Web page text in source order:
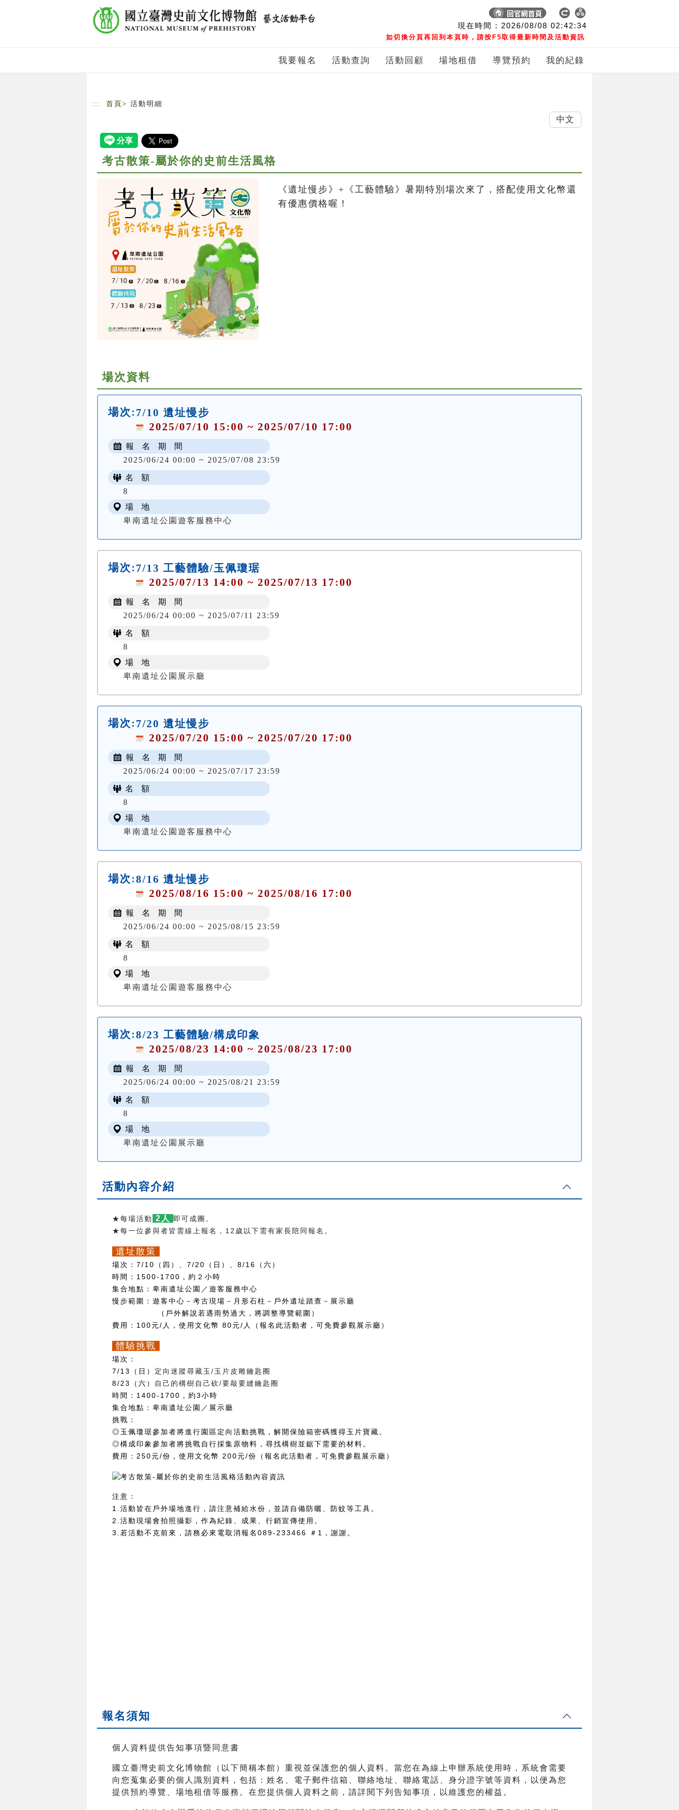
現在時間 : 2026/08/08 02:42:35
如切換分頁再回到本頁時，請按F5取得最新時間及活動資訊
我要報名 活動查詢 活動回顧 場地租借 導覽預約 我的紀錄
::: 首頁 > 活動明細
考古散策-屬於你的史前生活風格
《遺址慢步》+《工藝體驗》暑期特別場次來了，搭配使用文化幣還
有優惠價格喔！
場次資料
場次: 7/10 遺址慢步
2025/07/10 15:00 ~ 2025/07/10 17:00
報 名 期 間
2025/06/24 00:00 ~ 2025/07/08 23:59
名 額
8
場 地
卑南遺址公園遊客服務中心
場次: 7/13 工藝體驗/玉佩瓊琚
2025/07/13 14:00 ~ 2025/07/13 17:00
報 名 期 間
2025/06/24 00:00 ~ 2025/07/11 23:59
名 額
8
場 地
卑南遺址公園展示廳
場次: 7/20 遺址慢步
2025/07/20 15:00 ~ 2025/07/20 17:00
報 名 期 間
2025/06/24 00:00 ~ 2025/07/17 23:59
名 額
8
場 地
卑南遺址公園遊客服務中心
場次:8/16 遺址慢步
2025/08/16 15:00 ~ 2025/08/16 17:00
報 名 期 間
2025/06/24 00:00 ~ 2025/08/15 23:59
名 額
8
場 地
卑南遺址公園遊客服務中心
場次:8/23 工藝體驗/構成印象
2025/08/23 14:00 ~ 2025/08/23 17:00
報 名 期 間
2025/06/24 00:00 ~ 2025/08/21 23:59
名 額
8
場 地
卑南遺址公園展示廳
活動內容介紹
★每場活動 2人 即可成團。
★每一位參與者皆需線上報名，12歲以下需有家長陪同報名。
遺址散策
場次：7/10
（四）、7/20（日）、8/16（六）
時間：1500-1700，約２小時
集合地點：卑南遺址公園／遊客服務中心
慢步範圍：遊客中心－考古現場－月形石柱－戶外遺址踏查－展示廳
（戶外解說若遇雨勢過大，將調整導覽範圍）
費用：100元/人，使用文化幣 80元/人（報名此活動者，可免費參觀展示廳）
體驗挑戰
場次：
7/13
（日） 定向迷蹤尋藏玉/玉片皮雕鑰匙圈
8/23（六）
自己的構樹自己砍/要敲要縫鑰匙圈
時間：1400-1700，約3小時
集合地點：卑南遺址公園／展示廳
挑戰：
◎玉佩瓊琚參加者將進行園區定向活動挑戰，解開保險箱密碼獲得玉片寶藏。
◎構成印象參加者將挑戰自行採集原物料，尋找構樹並鋸下需要的材料。
費用：250元/份，使用文化幣 200元/份（報名此活動者，可免費參觀展示廳）
注意：
1.活動皆在戶外場地進行，請注意補給水份，並請自備防曬、防蚊等工具。
2.活動現場會拍照攝影，作為紀錄、成果、行銷宣傳使用。
3.若活動不克前來，請務必來電取消報名089-233466 ＃1，謝謝。
報名須知
個人資料提供告知事項暨同意書
國立臺灣史前文化博物館（以下簡稱本館）重視並保護您的個人資料。當您在為線上申辦系統使用時，系統會需要
向您蒐集必要的個人識別資料，包括：姓名、電子郵件信箱、聯絡地址、聯絡電話、身分證字號等資料，以便為您
提供預約導覽、場地租借等服務。在您提供個人資料之前，請詳閱下列告知事項，以維護您的權益。